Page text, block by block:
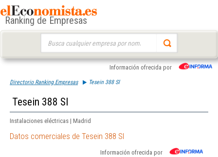
Ranking de Empresas
Información ofrecida por
Directorio Ranking Empresas Tesein 388 Sl
Tesein 388 Sl
Instalaciones eléctricas | Madrid
Datos comerciales de Tesein 388 Sl
Información ofrecida por